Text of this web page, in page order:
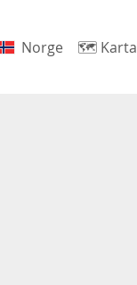
Norge 🗺 Karta